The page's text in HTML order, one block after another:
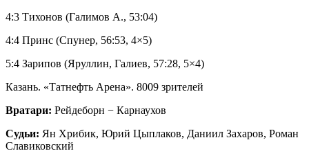
4:3 Тихонов (Галимов А., 53:04)
4:4 Принс (Спунер, 56:53, 4×5)
5:4 Зарипов (Яруллин, Галиев, 57:28, 5×4)
Казань. «Татнефть Арена». 8009 зрителей
Вратари: Рейдеборн − Карнаухов
Судьи: Ян Хрибик, Юрий Цыплаков, Даниил Захаров, Роман
Славиковский